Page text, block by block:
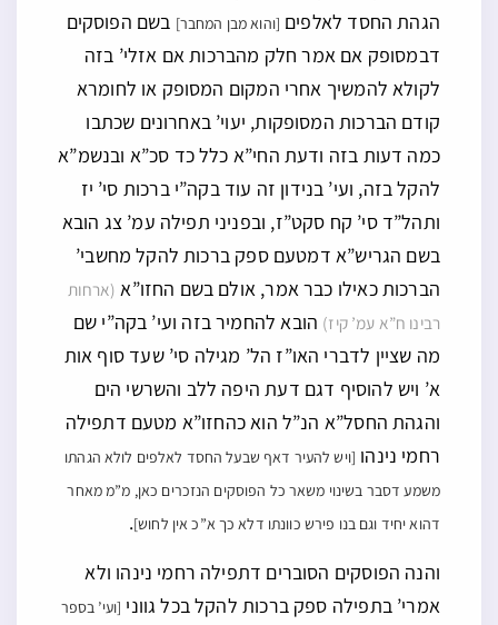
הגהת החסד לאלפים [והוא מבן המחבר] בשם הפוסקים
דבמסופק אם אמר חלק מהברכות אם אזלי’ בזה
לקולא להמשיך אחרי המקום המסופק או לחומרא
קודם הברכות המסופקות, יעוי’ באחרונים שכתבו
כמה דעות בזה ודעת החי”א כלל כד סכ”א ובנשמ”א
להקל בזה, ועי’ בנידון זה עוד בקה”י ברכות סי’ יז
ותהל”ד סי’ קח סקט”ז, ובפניני תפילה עמ’ צג הובא
בשם הגריש”א דמטעם ספק ברכות להקל מחשבי’
הברכות כאילו כבר אמר, אולם בשם החזו”א (ארחות
רבינו ח”א עמ’ קיז) הובא להחמיר בזה ועי’ בקה”י שם
מה שציין לדברי האו”ז הל’ מגילה סי’ שעד סוף אות
א’ ויש להוסיף דגם דעת היפה ללב והשרשי הים
והגהת החסל”א הנ”ל הוא כהחזו”א מטעם דתפילה
רחמי נינהו [ויש להעיר דאף שבעל החסד לאלפים לולא הגהתו
משמע דסבר בשינוי משאר כל הפוסקים הנזכרים כאן, מ”מ מאחר
דהוא יחיד וגם בנו פירש כוונתו דלא כך א”כ אין לחוש].
והנה הפוסקים הסוברים דתפילה רחמי נינהו ולא
אמרי’ בתפילה ספק ברכות להקל בכל גווני [ועי’ בספר